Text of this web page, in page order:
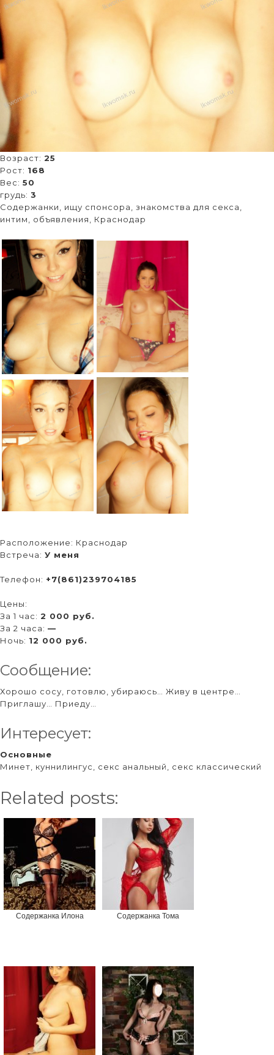
Возраст: 25
Рост: 168
Вес: 50
грудь: 3
Содержанки, ищу спонсора, знакомства для секса,
интим, объявления, Краснодар
Расположение: Краснодар
Встреча: У меня
Телефон: +7(861)239704185
Цены:
За 1 час: 2 000 руб.
За 2 часа: —
Ночь: 12 000 руб.
Сообщение:
Хорошо сосу, готовлю, убираюсь… Живу в центре…
Приглашу… Приеду…
Интересует:
Основные
Минет, куннилингус, секс анальный, секс классический
Related posts:
Содержанка Илона Содержанка Тома